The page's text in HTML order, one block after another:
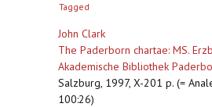
Tagged
John Clark
The Paderborn chartae: MS.
Akademische Bibliothek
Salzburg, 1997, X-201 p. (=
100:26)